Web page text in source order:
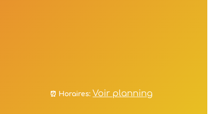
⏰ Horaires: Voir planning